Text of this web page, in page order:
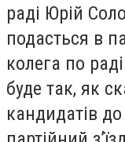
раді Юрій
подасться в
колега по
буде так, як
кандидатів